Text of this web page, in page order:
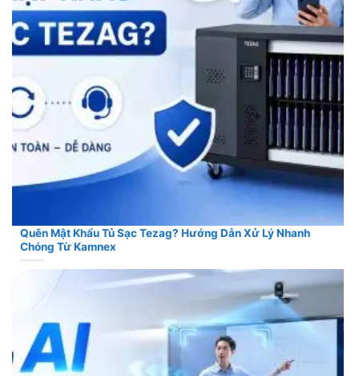
Quên Mật Khẩu Tủ Sạc Tezag? Hướng Dẫn Xử Lý Nhanh
Chóng Từ Kamnex